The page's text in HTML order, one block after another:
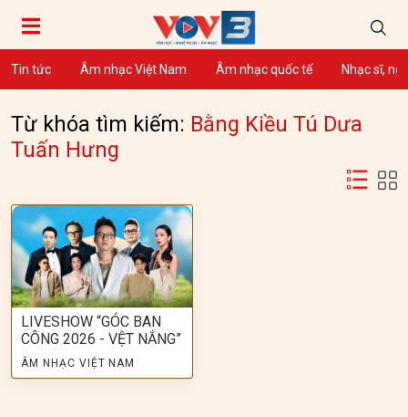
Tin tức Âm nhạc Việt Nam Âm nhạc quốc tế Nhạc sĩ,
Từ khóa tìm kiếm: Bằng Kiều Tú Dưa
Tuấn Hưng
LIVESHOW “GÓC BAN
CÔNG 2026 - VỆT NẮNG”
ÂM NHẠC VIỆT NAM